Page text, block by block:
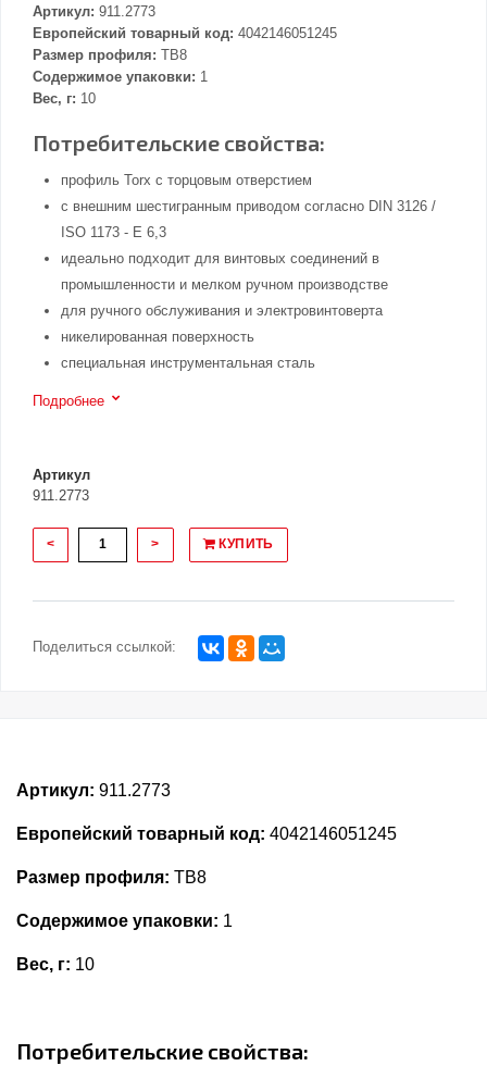
Артикул: 911.2773
Европейский товарный код: 4042146051245
Размер профиля: TB8
Содержимое упаковки: 1
Вес, г: 10
Потребительские свойства:
профиль Torx с торцовым отверстием
с внешним шестигранным приводом согласно DIN 3126 /
ISO 1173 - E 6,3
идеально подходит для винтовых соединений в
промышленности и мелком ручном производстве
для ручного обслуживания и электровинтоверта
никелированная поверхность
специальная инструментальная сталь
Подробнее
Артикул
911.2773
< > КУПИТЬ
Поделиться ссылкой:
Артикул: 911.2773
Европейский товарный код: 4042146051245
Размер профиля: TB8
Содержимое упаковки: 1
Вес, г: 10
Потребительские свойства: